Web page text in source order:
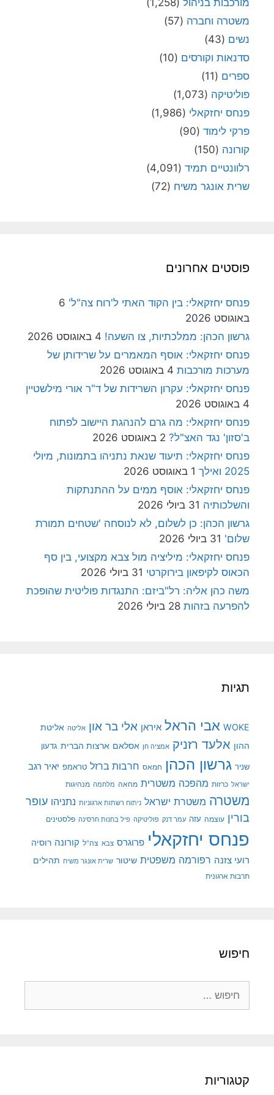
מורכבות בניהול (1,258)
משטרה וחברה (57)
נשים (43)
סדנאות וקורסים (10)
ספרים (11)
פוליטיקה (1,073)
פנחס יחזקאלי (1,986)
פרקי לימוד (90)
קורונה (150)
רלוונטיים תמיד (4,091)
שרית אונגר משיח (72)
פוסטים אחרונים
פנחס יחזקאלי: בין הקוד האתי ל'רוח צה"ל' 6
באוגוסט 2026
גרשון הכהן: ממלכתיות, צו השעה! 4 באוגוסט 2026
פנחס יחזקאלי: אוסף המאמרים על שרידותן של
מערכות מורכבות 4 באוגוסט 2026
פנחס יחזקאלי: עקרון השרידות של ד"ר אורי מילשטיין
4 באוגוסט 2026
פנחס יחזקאלי: מה גרם להנהגת היישוב לפתוח
ב'סזון' נגד האצ"ל? 2 באוגוסט 2026
פנחס יחזקאלי: תיעוד שנאת נתניהו בתמונות, מיולי
2025 ואילך
1 באוגוסט 2026
פנחס יחזקאלי: אוסף ממים על ההתנתקות
והשלכותיה 31 ביולי 2026
גרשון הכהן: כן לשלום, לא לנוסחה 'שטחים תמורת
שלום' 31 ביולי 2026
פנחס יחזקאלי: מיליציה מול צבא מקצועי, בין סף
הכאוס לקיפאון בירוקרטי 31 ביולי 2026
משה כהן אליה: רל"ביזם: התנגדות פוליטית שהופכת
להפרעה בזהות 28 ביולי 2026
תגיות
WOKE אבי הראל איראן אלי בר און אליטה אליטת
ההון אלעד רזניק אמציה חן אסלאם ארצות הברית גדעון
שניר גרשון הכהן חמאס חרבות ברזל טראמפ יאיר רגב
ישראל כרזות מהפכה משטרית מחאה מלחמה מנהיגות
משטרה משטרת ישראל ניתוח רשתות ארגוניות נתניהו עופר
בורין עוצמה עזה עמר דנק פוליטיקה פיל בחנות חרסינה פלסטינים
פנחס יחזקאלי פרוגרס צבא צה"ל קורונה רוסיה
רועי צזנה רפורמה משפטית שיטור שרית אונגר משיח תהילים
תרבות ארגונית
חיפוש
קטגוריות